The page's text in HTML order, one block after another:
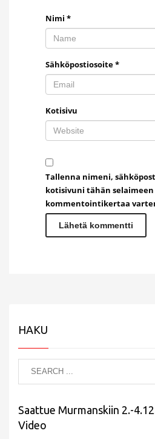
Nimi *
Sähköpostiosoite*
Kotisivu
Tallenna nimeni,
kotisivuni tähän selaimeen
kommentointikertaa
HAKU
Saattue Murmanskiin 2.-
Video